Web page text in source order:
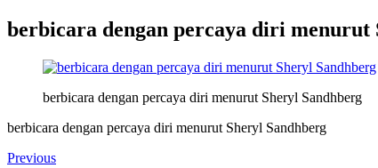
berbicara dengan percaya diri menurut
berbicara dengan percaya diri menurut Sheryl Sandhberg
berbicara dengan percaya diri menurut Sheryl Sandhberg
Previous